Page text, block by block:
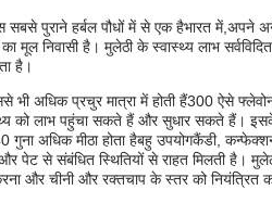
लेने की सावधानियां
के दुष्प्रभाव और जोखिम
सबसे पुराने हर्बल पौधों में से एक हैभारत में,अपने
का मूल निवासी है। मुलेठी के स्वास्थ्य लाभ
है।
भी अधिक प्रचुर मात्रा में होती हैं300 ऐसे
को लाभ पहुंचा सकते हैं और सुधार सकते हैं। इसके
अधिक मीठा होता हैबहु उपयोगकैंडी,
पेट से संबंधित स्थितियों से राहत मिलती है।
और चीनी और रक्तचाप के स्तर को नियंत्रित